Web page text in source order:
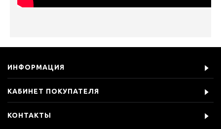
ИНФОРМАЦИЯ
КАБИНЕТ ПОКУПАТЕЛЯ
КОНТАКТЫ